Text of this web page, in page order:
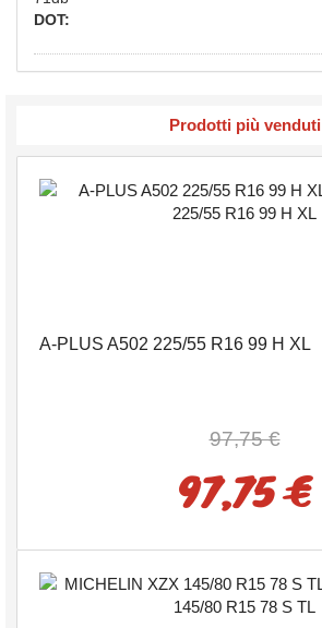
DOT:
Prodotti più venduti
A-PLUS A502 225/55 R16 99 H XL
97,75 €
97,75 €